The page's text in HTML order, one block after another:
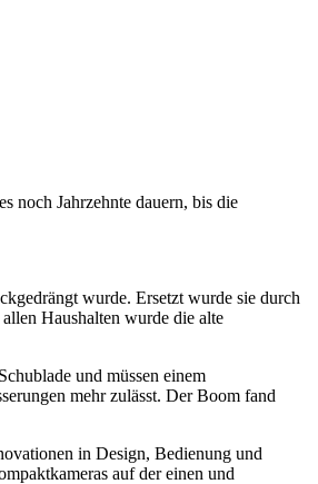
noch Jahrzehnte dauern, bis die
wurde. Ersetzt wurde sie durch
Haushalten wurde die alte
und müssen einem
mehr zulässt. Der Boom fand
in Design, Bedienung und
auf der einen und